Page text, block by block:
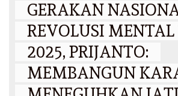
GERAKAN
REVOLUSI
2025, PRIJANTO:
MEMBANGUN